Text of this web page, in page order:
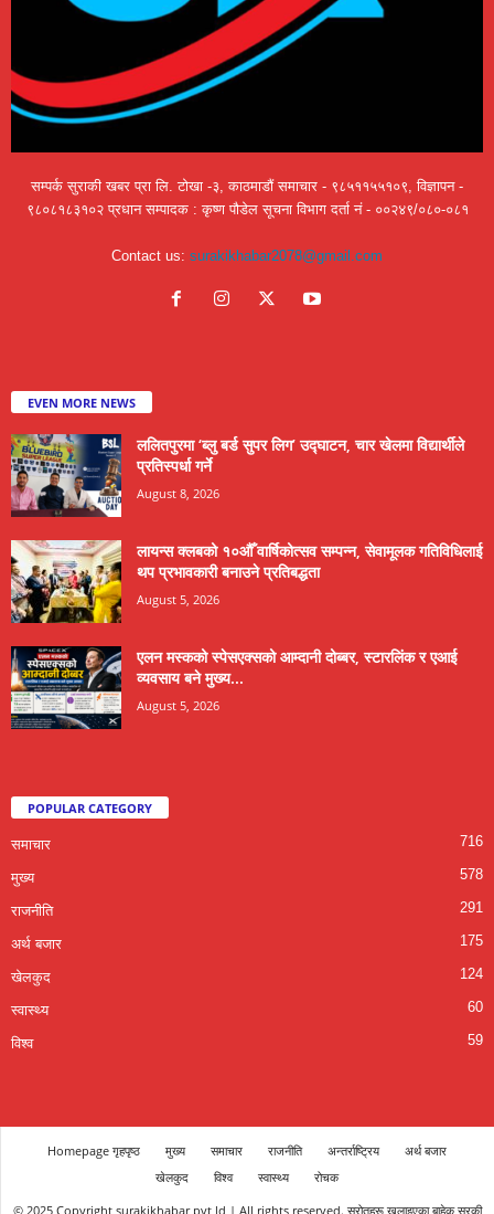
सम्पर्क सुराकी खबर प्रा लि. टोखा -३, काठमाडौं समाचार - ९८५११५५१०९, विज्ञापन -
९८०८१८३१०२ प्रधान सम्पादक : कृष्ण पौडेल सूचना विभाग दर्ता नं - ००२४९/०८०-०८१
Contact us: surakikhabar2078@gmail.com
EVEN MORE NEWS
ललितपुरमा ‘ब्लु बर्ड सुपर लिग’ उद्घाटन, चार खेलमा विद्यार्थीले
प्रतिस्पर्धा गर्ने
August 8, 2026
लायन्स क्लबको १०औँ वार्षिकोत्सव सम्पन्न, सेवामूलक गतिविधिलाई
थप प्रभावकारी बनाउने प्रतिबद्धता
August 5, 2026
एलन मस्कको स्पेसएक्सको आम्दानी दोब्बर, स्टारलिंक र एआई
व्यवसाय बने मुख्य...
August 5, 2026
POPULAR CATEGORY
समाचार 716
मुख्य 578
राजनीति 291
अर्थ बजार 175
खेलकुद 124
स्वास्थ्य 60
विश्व 59
Homepage गृहपृष्ठ मुख्य समाचार राजनीति अन्तर्राष्ट्रिय
अर्थ बजार
खेलकुद
विश्व स्वास्थ्य
रोचक
© 2025 Copyright surakikhabar pvt ld | All rights reserved. स्रोतहरू खुलाइएका बाहेक सुरकी